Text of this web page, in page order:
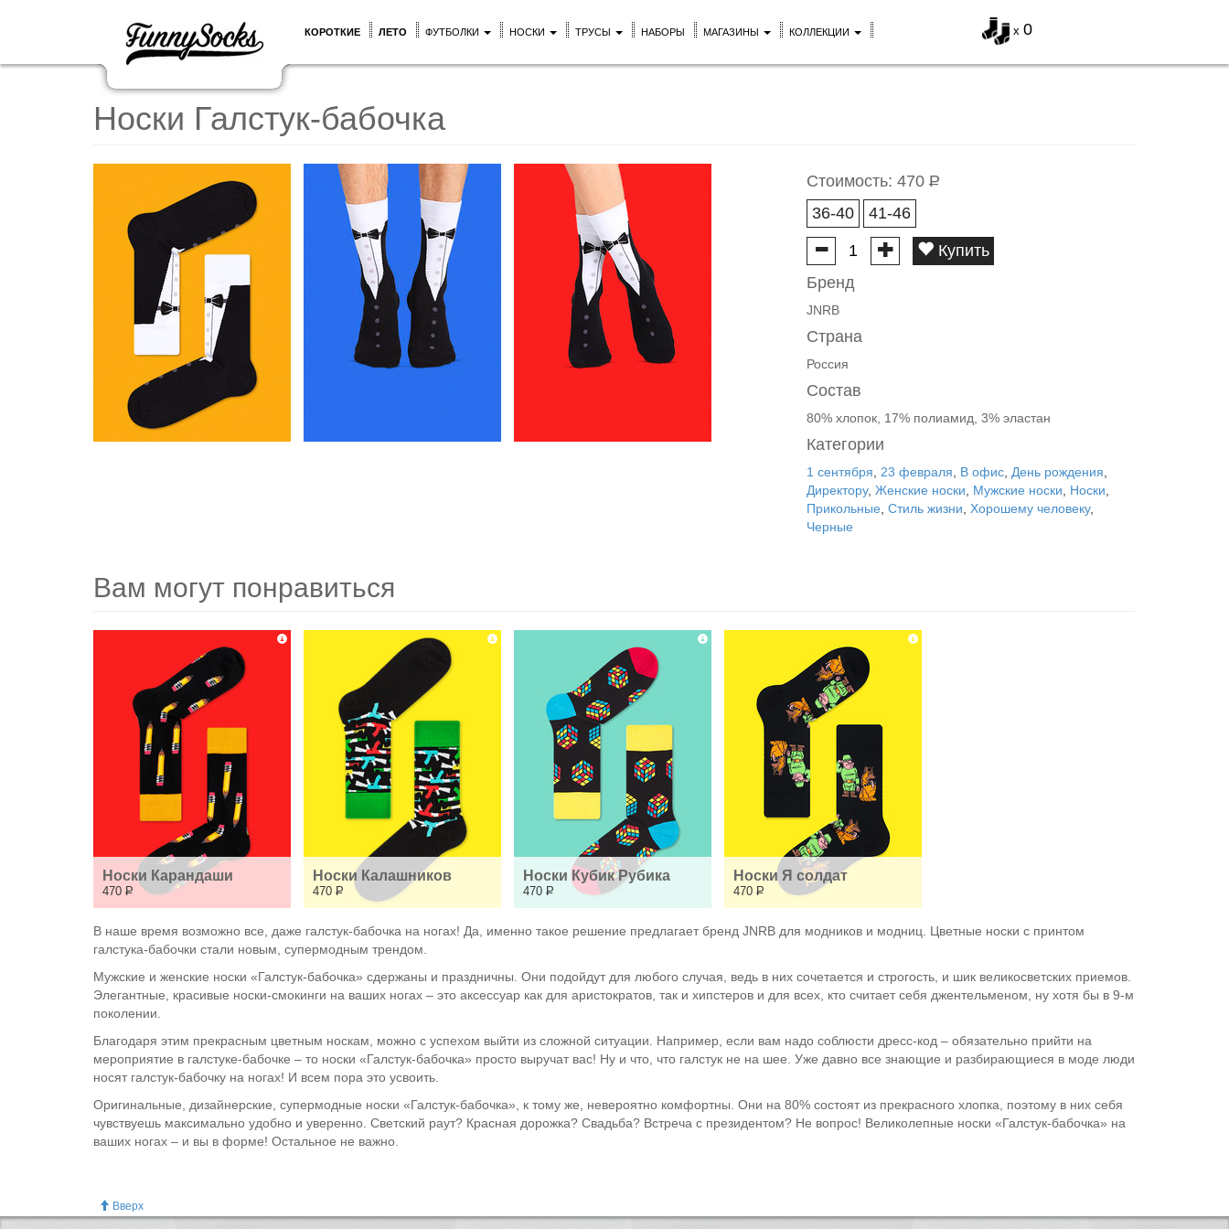
x 0
КОРОТКИЕ ЛЕТО ФУТБОЛКИ НОСКИ ТРУСЫ НАБОРЫ МАГАЗИНЫ КОЛЛЕКЦИИ
Носки Галстук-бабочка
Стоимость: 470 Р
36-40
41-46
Купить
Бренд
JNRB
Страна
Россия
Состав
80% хлопок, 17% полиамид, 3% эластан
Категории
1 сентября 23 февраля В офис День рождения
Директору, Женские носки Мужские носки Носки
Прикольные Стиль жизни Хорошему человеку,
Черные
Вам могут понравиться
Носки Карандаши
470 Р
Носки Калашников
470 Р
Носки Кубик Рубика
470 Р
Носки Я солдат
470 Р
В наше время возможно все, даже галстук-бабочка на ногах! Да, именно такое решение предлагает бренд JNRB для модников и модниц. Цветные носки с принтом
галстука-бабочки стали новым, супермодным трендом.
Мужские и женские носки «Галстук-бабочка» сдержаны и праздничны. Они подойдут для любого случая, ведь в них сочетается и строгость, и шик великосветских приемов.
Элегантные, красивые носки-смокинги на ваших ногах – это аксессуар как для аристократов, так и хипстеров и для всех, кто считает себя джентельменом, ну хотя бы в 9-м
поколении.
Благодаря этим прекрасным цветным носкам, можно с успехом выйти из сложной ситуации. Например, если вам надо соблюсти дресс-код – обязательно прийти на
мероприятие в галстуке-бабочке – то носки «Галстук-бабочка» просто выручат вас! Ну и что, что галстук не на шее. Уже давно все знающие и разбирающиеся в моде люди
носят галстук-бабочку на ногах! И всем пора это усвоить.
Оригинальные, дизайнерские, супермодные носки «Галстук-бабочка», к тому же, невероятно комфортны. Они на 80% состоят из прекрасного хлопка, поэтому в них себя
чувствуешь максимально удобно и уверенно. Светский раут? Красная дорожка? Свадьба? Встреча с президентом? Не вопрос! Великолепные носки «Галстук-бабочка» на
ваших ногах – и вы в форме! Остальное не важно.
Вверх